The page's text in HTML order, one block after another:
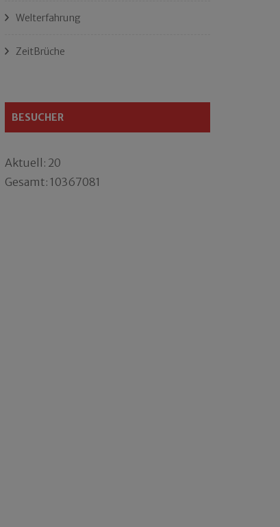
Welterfahrung
ZeitBrüche
BESUCHER
Aktuell: 20
Gesamt: 10367081